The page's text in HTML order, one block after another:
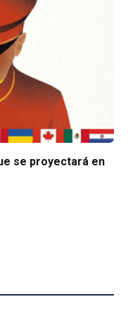
se proyectará en